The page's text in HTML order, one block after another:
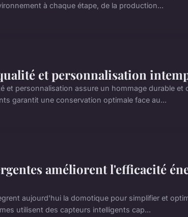
à chaque étape, de la production...
et personnalisation
et personnalisation assure un hommage durable et
garantit une conservation optimale face au...
améliorent l'efficacité
aujourd'hui la domotique pour simplifier et
utilisent des capteurs intelligents cap...